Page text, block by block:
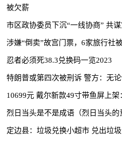
被欠薪
市区政协
涉嫌“倒卖”故宫门票，6家旅行社
忍者必须死38.3兑换码一览2023
特朗普或第四次被刑诉 警方：无
10699元 戴尔新款49寸带鱼屏上架
烈日当头是不是成语（烈日当头的
定边县：垃圾兑换小超市 兑出垃